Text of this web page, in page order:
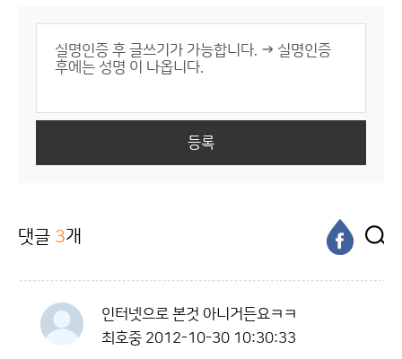
등록
댓글 3개
인터넷으로 본것 아니거든요ㅋㅋ
최호중 2012-10-30 10:30:33